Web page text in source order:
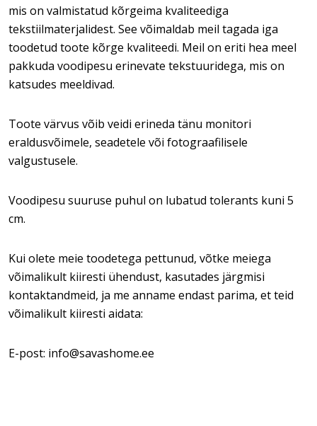
mis on valmistatud kõrgeima kvaliteediga
tekstiilmaterjalidest. See võimaldab meil tagada iga
toodetud toote kõrge kvaliteedi. Meil on eriti hea meel
pakkuda voodipesu erinevate tekstuuridega, mis on
katsudes meeldivad.
Toote värvus võib veidi erineda tänu monitori
eraldusvõimele, seadetele või fotograafilisele
valgustusele.
Voodipesu suuruse puhul on lubatud tolerants kuni 5
cm.
Kui olete meie toodetega pettunud, võtke meiega
võimalikult kiiresti ühendust, kasutades järgmisi
kontaktandmeid, ja me anname endast parima, et teid
võimalikult kiiresti aidata:
E-post: info@savashome.ee